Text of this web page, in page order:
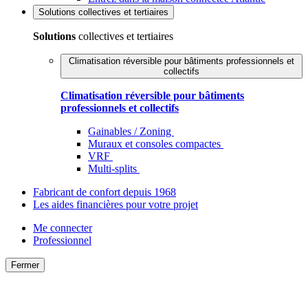
Solutions collectives et tertiaires
Solutions collectives et tertiaires
Climatisation réversible pour bâtiments professionnels et
collectifs
Climatisation réversible pour bâtiments
professionnels et collectifs
Gainables / Zoning
Muraux et consoles compactes
VRF
Multi-splits
Fabricant de confort depuis 1968
Les aides financières pour votre projet
Me connecter
Professionnel
Fermer